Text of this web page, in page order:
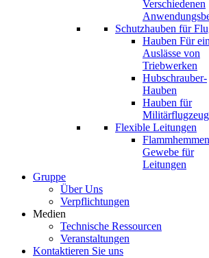
Verschiedenen
Schutzhauben für
Hauben Für
Auslässe von
Triebwerken
Hubschrauber-
Hauben
Hauben für
Flexible Leitungen
Gewebe für
Leitungen
Gruppe
Über Uns
Verpflichtungen
Medien
Technische Ressourcen
Veranstaltungen
Kontaktieren Sie uns